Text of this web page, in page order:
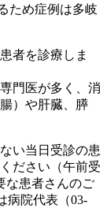
ため症例は多岐
者を診療しま
門医が多く、消
）や肝臓、膵
い当日受診の患
ださい（午前受
な患者さんのご
病院代表（03-